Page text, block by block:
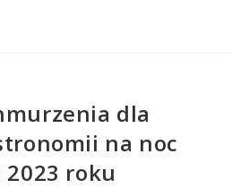
dla
na noc
roku